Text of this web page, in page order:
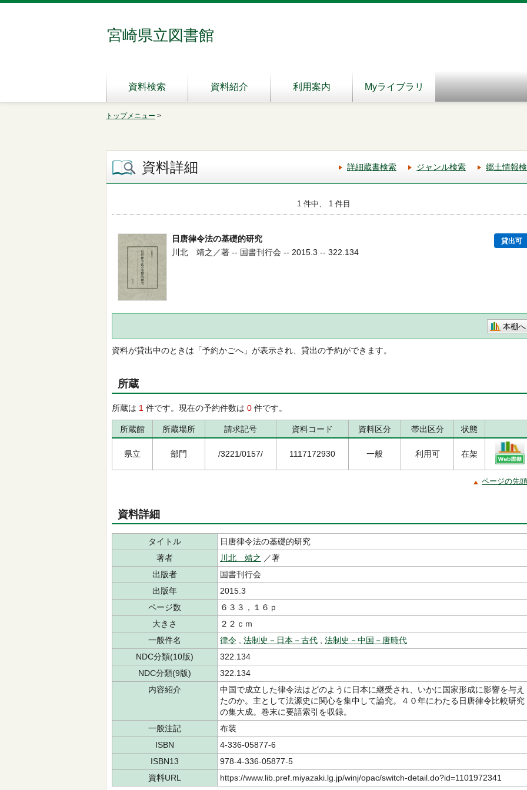
宮崎県立図書館
資料検索 資料紹介 利用案内 Myライブラリ
トップメニュー >
資料詳細 詳細蔵書検索 ジャンル検索 郷土情報
1 件中、 1 件目
日唐律令法の基礎的研究 貸出可
川北 靖之／著 -- 国書刊行会 -- 2015.3 -- 322.134
本棚へ
資料が貸出中のときは「予約かごへ」が表示され、貸出の予約ができます。
所蔵
所蔵は 1 件です。現在の予約件数は 0 件です。
所蔵館 所蔵場所 請求記号 資料コード 資料区分 帯出区分 状態
県立 部門 /3221/0157/ 1117172930 一般 利用可 在架
ページの先
資料詳細
タイトル
日唐律令法の基礎的研究
著者
川北 靖之 ／著
出版者
国書刊行会
出版年
2015.3
ページ数
６３３，１６ｐ
大きさ
２２ｃｍ
一般件名
律令 法制史－日本－古代
法制史－中国－唐時代
NDC分類(10版)
322.134
NDC分類(9版)
322.134
内容紹介
中国で成立した律令法はどのように日本に継受され、いかに国家形成に影響を与え
たのか。主として法源史に関心を集中して論究。４０年にわたる日唐律令比較研究
の集大成。巻末に要語索引を収録。
一般注記
布装
ISBN
4-336-05877-6
ISBN13
978-4-336-05877-5
資料URL
https://www.lib.pref.miyazaki.lg.jp/winj/opac/switch-detail.do?id=1101972341